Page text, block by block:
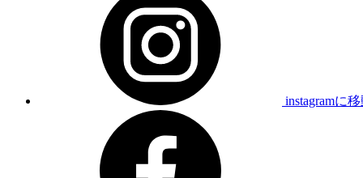
instagramに